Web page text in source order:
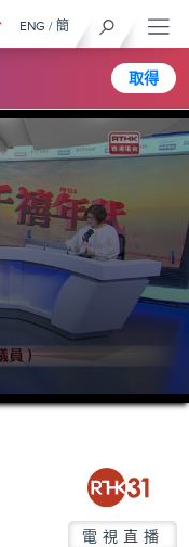
取得
ENG / 簡
電視直播